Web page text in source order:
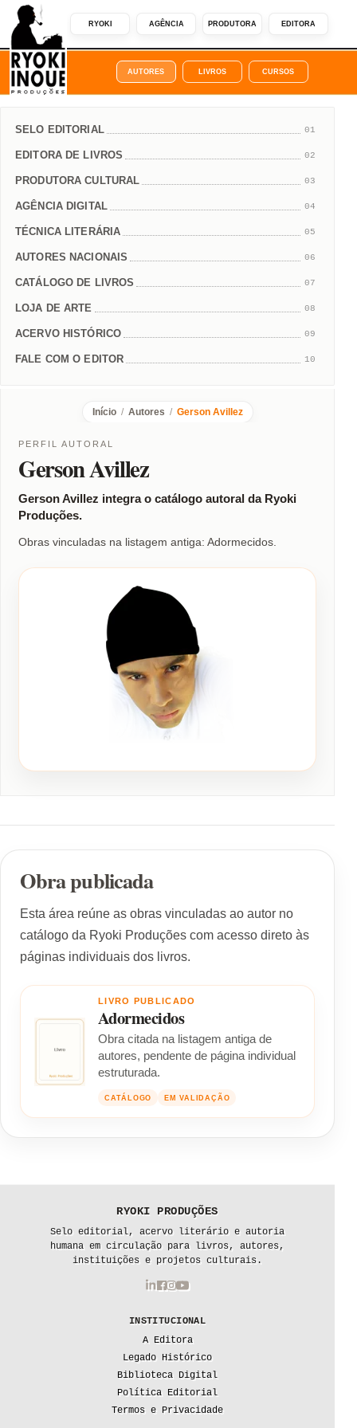
RYOKI AGÊNCIA PRODUTORA EDITORA
AUTORES LIVROS CURSOS
SELO EDITORIAL 01
EDITORA DE LIVROS 02
PRODUTORA CULTURAL 03
AGÊNCIA DIGITAL 04
TÉCNICA LITERÁRIA 05
AUTORES NACIONAIS 06
CATÁLOGO DE LIVROS 07
LOJA DE ARTE 08
ACERVO HISTÓRICO 09
FALE COM O EDITOR 10
Início / Autores / Gerson Avillez
PERFIL AUTORAL
Gerson Avillez
Gerson Avillez integra o catálogo autoral da Ryoki
Produções.
Obras vinculadas na listagem antiga: Adormecidos.
Obra publicada
Esta área reúne as obras vinculadas ao autor no
catálogo da Ryoki Produções com acesso direto às
páginas individuais dos livros.
LIVRO PUBLICADO
Adormecidos
Obra citada na listagem antiga de
autores, pendente de página individual
estruturada.
CATÁLOGO EM VALIDAÇÃO
RYOKI PRODUÇÕES
Selo editorial, acervo literário e autoria
humana em circulação para livros, autores,
instituições e projetos culturais.
INSTITUCIONAL
A Editora
Legado Histórico
Biblioteca Digital
Política Editorial
Termos e Privacidade